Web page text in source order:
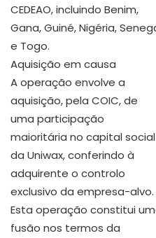
CEDEAO, incluindo Benim,
Gana, Guiné, Nigéria,
e Togo.
Aquisição em causa
A operação envolve a
aquisição, pela COIC, de
uma participação
maioritária no capital social
da Uniwax, conferindo à
adquirente o controlo
exclusivo da empresa-alvo.
Esta operação constitui
fusão nos termos da